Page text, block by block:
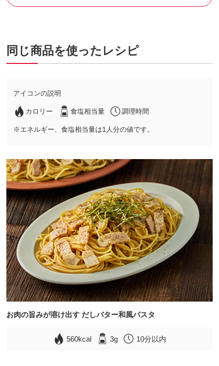
同じ商品を使ったレシピ
アイコンの説明
カロリー 食塩相当量 調理時間
※エネルギー、食塩相当量は1人分の値です。
お肉の旨みが溶け出す だしバター和風パスタ
560kcal 3g 10分以内